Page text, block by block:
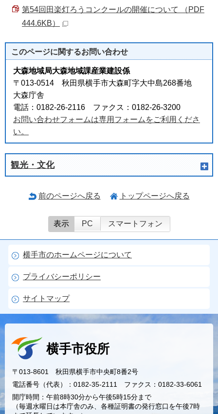
第54回田楽灯ろうコンクールの開催について （PDF
444.6KB）
このページに関するお問い合わせ
大森地域局大森地域課産業建設係
〒013-0514 秋田県横手市大森町字大中島268番地
大森庁舎
電話：0182-26-2116 ファクス：0182-26-3200
お問い合わせフォームは専用フォームをご利用くださ
い。
観光・文化
前のページへ戻る トップページへ戻る
表示 PC スマートフォン
横手市のホームページについて
プライバシーポリシー
サイトマップ
横手市役所
〒013-8601 秋田県横手市中央町8番2号
電話番号（代表）：0182-35-2111 ファクス：0182-33-6061
開庁時間：午前8時30分から午後5時15分まで
（毎週水曜日は本庁舎のみ、各種証明書の発行窓口を午後7時